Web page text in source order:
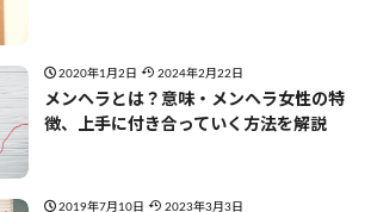
2020年1月2日 2024年2月22日
メンヘラとは？意味・メンヘラ女性の特
徴、上手に付き合っていく方法を解説
2019年7月10日 2023年3月3日